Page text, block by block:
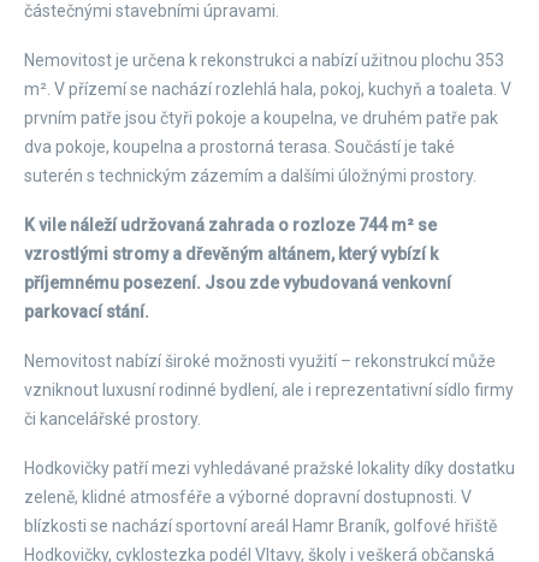
částečnými stavebními úpravami.
Nemovitost je určena k rekonstrukci a nabízí užitnou plochu 353
m². V přízemí se nachází rozlehlá hala, pokoj, kuchyň a toaleta. V
prvním patře jsou čtyři pokoje a koupelna, ve druhém patře pak
dva pokoje, koupelna a prostorná terasa. Součástí je také
suterén s technickým zázemím a dalšími úložnými prostory.
K vile náleží udržovaná zahrada o rozloze 744 m² se
vzrostlými stromy a dřevěným altánem, který vybízí k
příjemnému posezení. Jsou zde vybudovaná venkovní
parkovací stání.
Nemovitost nabízí široké možnosti využití – rekonstrukcí může
vzniknout luxusní rodinné bydlení, ale i reprezentativní sídlo firmy
či kancelářské prostory.
Hodkovičky patří mezi vyhledávané pražské lokality díky dostatku
zeleně, klidné atmosféře a výborné dopravní dostupnosti. V
blízkosti se nachází sportovní areál Hamr Braník, golfové hřiště
Hodkovičky, cyklostezka podél Vltavy, školy i veškerá občanská